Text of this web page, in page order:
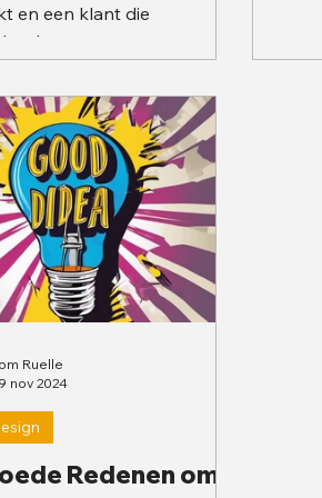
en een klant die
Redenen om
Ruelle
nov 2024